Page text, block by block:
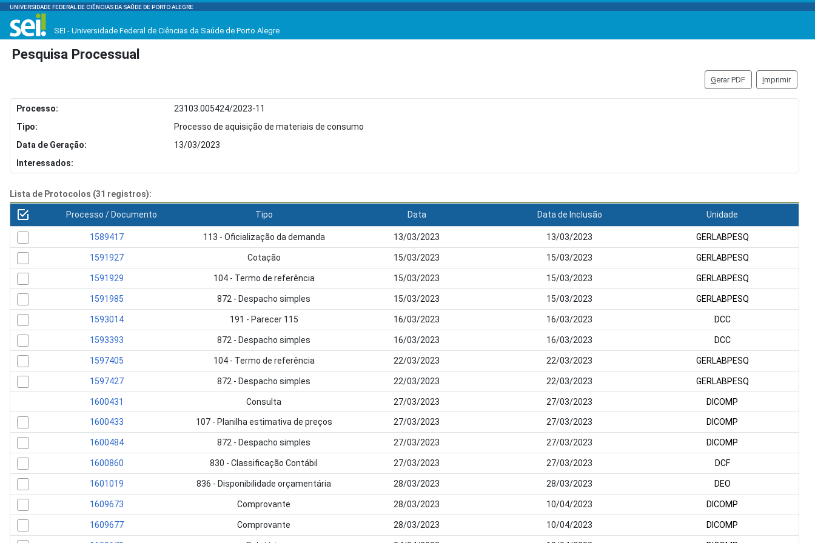
UNIVERSIDADE FEDERAL DE CIÊNCIAS DA SAÚDE DE PORTO ALEGRE
SEI - Universidade Federal de Ciências da Saúde de Porto Alegre
Pesquisa Processual
Gerar PDF Imprimir
Processo:
23103.005424/2023-11
Tipo:
Processo de aquisição de materiais de consumo
Data de Geração:
13/03/2023
Interessados:
Lista de Protocolos (31 registros):
Processo / Documento Tipo Data Data de Inclusão Unidade
1589417 113 - Oficialização da demanda 13/03/2023 13/03/2023 GERLABPESQ
1591927 Cotação 15/03/2023 15/03/2023 GERLABPESQ
1591929 104 - Termo de referência 15/03/2023 15/03/2023 GERLABPESQ
1591985 872 - Despacho simples 15/03/2023 15/03/2023 GERLABPESQ
1593014 191 - Parecer 115 16/03/2023 16/03/2023 DCC
1593393 872 - Despacho simples 16/03/2023 16/03/2023 DCC
1597405 104 - Termo de referência 22/03/2023 22/03/2023 GERLABPESQ
1597427 872 - Despacho simples 22/03/2023 22/03/2023 GERLABPESQ
1600431 Consulta 27/03/2023 27/03/2023 DICOMP
1600433 107 - Planilha estimativa de preços 27/03/2023 27/03/2023 DICOMP
1600484 872 - Despacho simples 27/03/2023 27/03/2023 DICOMP
1600860 830 - Classificação Contábil 27/03/2023 27/03/2023 DCF
1601019 836 - Disponibilidade orçamentária 28/03/2023 28/03/2023 DEO
1609673 Comprovante 28/03/2023 10/04/2023 DICOMP
1609677 Comprovante 28/03/2023 10/04/2023 DICOMP